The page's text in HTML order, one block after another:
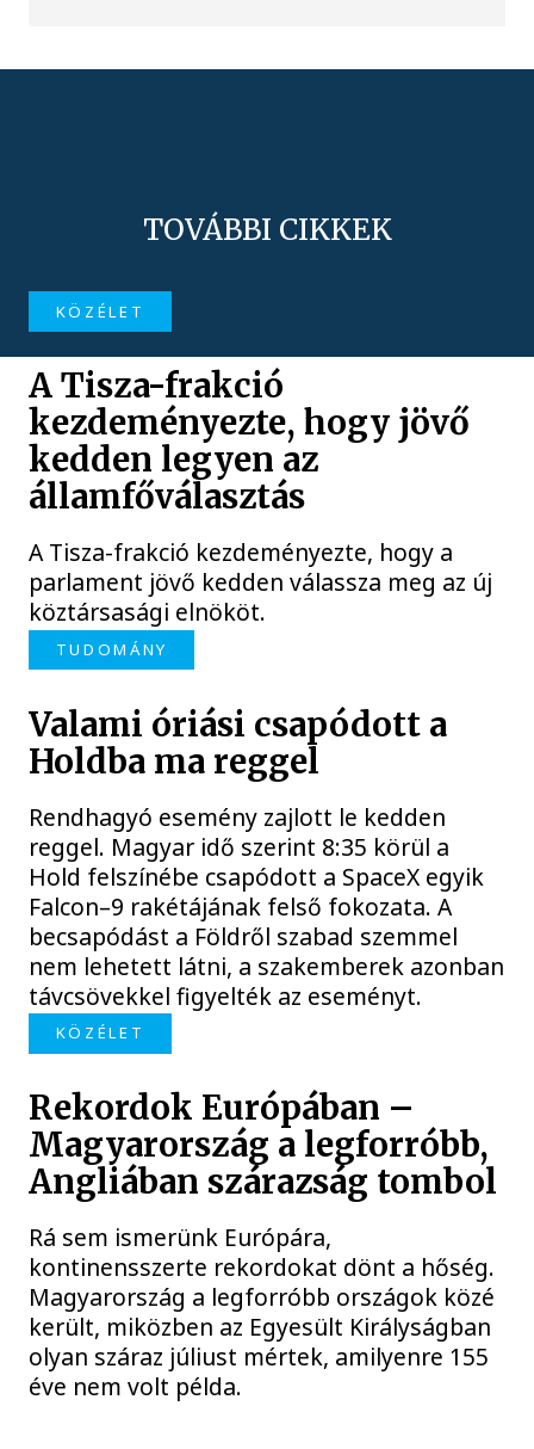
TOVÁBBI CIKKEK
KÖZÉLET
A Tisza-frakció
kezdeményezte, hogy jövő
kedden legyen az
államfőválasztás
A Tisza-frakció kezdeményezte, hogy a
parlament jövő kedden válassza meg az új
köztársasági elnököt.
TUDOMÁNY
Valami óriási csapódott a
Holdba ma reggel
Rendhagyó esemény zajlott le kedden
reggel. Magyar idő szerint 8:35 körül a
Hold felszínébe csapódott a SpaceX egyik
Falcon–9 rakétájának felső fokozata. A
becsapódást a Földről szabad szemmel
nem lehetett látni, a szakemberek azonban
távcsövekkel figyelték az eseményt.
KÖZÉLET
Rekordok Európában –
Magyarország a legforróbb,
Angliában szárazság tombol
Rá sem ismerünk Európára,
kontinensszerte rekordokat dönt a hőség.
Magyarország a legforróbb országok közé
került, miközben az Egyesült Királyságban
olyan száraz júliust mértek, amilyenre 155
éve nem volt példa.